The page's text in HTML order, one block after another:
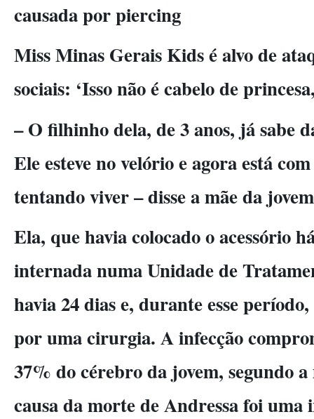
causada por piercing
Miss Minas Gerais Kids é alvo de
sociais: ‘Isso não é cabelo de
– O filhinho dela, de 3 anos, já sabe
Ele esteve no velório e agora está
tentando viver – disse a mãe da
Ela, que havia colocado o acessório
internada numa Unidade de
havia 24 dias e, durante esse
por uma cirurgia. A infecção
37% do cérebro da jovem, segundo
causa da morte de Andressa foi uma